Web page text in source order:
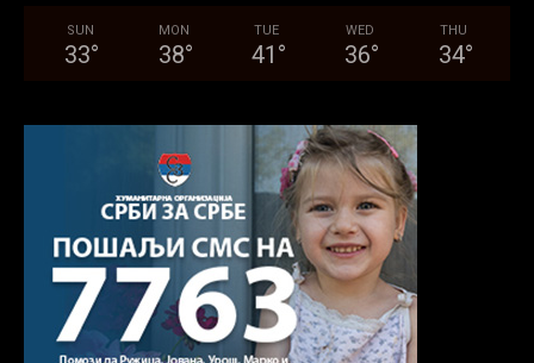
SUN
33°
MON
38°
TUE
41 °
WED
36°
THU
34°